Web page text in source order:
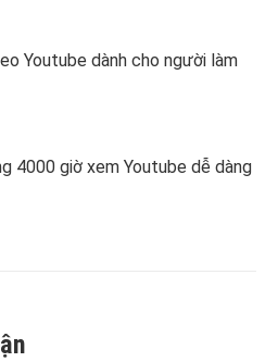
Youtube dành cho người làm
4000 giờ xem Youtube dễ dàng